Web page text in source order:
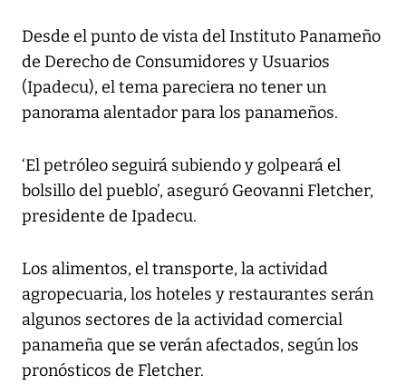
Desde el punto de vista del Instituto Panameño
de Derecho de Consumidores y Usuarios
(Ipadecu), el tema pareciera no tener un
panorama alentador para los panameños.
‘El petróleo seguirá subiendo y golpeará el
bolsillo del pueblo’, aseguró Geovanni Fletcher,
presidente de Ipadecu.
Los alimentos, el transporte, la actividad
agropecuaria, los hoteles y restaurantes serán
algunos sectores de la actividad comercial
panameña que se verán afectados, según los
pronósticos de Fletcher.